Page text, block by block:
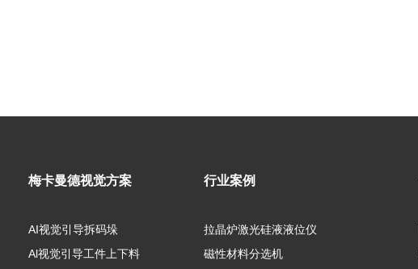
梅卡曼德视觉方案
AI视觉引导拆码垛
Al视觉引导工件上下料
行业案例
拉晶炉激光硅液液位仪
磁性材料分选机